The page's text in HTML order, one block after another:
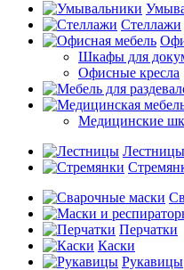
Стеллажи
Шкафы для
Офисные кресла
Медицинские
Лестницы
Перчатки
Каски
Рукавицы